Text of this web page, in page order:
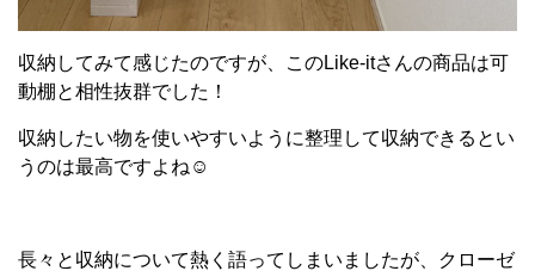
収納してみて感じたのですが、このLike-itさんの商品は可
動棚と相性抜群でした！
収納したい物を使いやすいように整理して収納できるとい
うのは最高ですよね☺
長々と収納について熱く語ってしまいましたが、クローゼ